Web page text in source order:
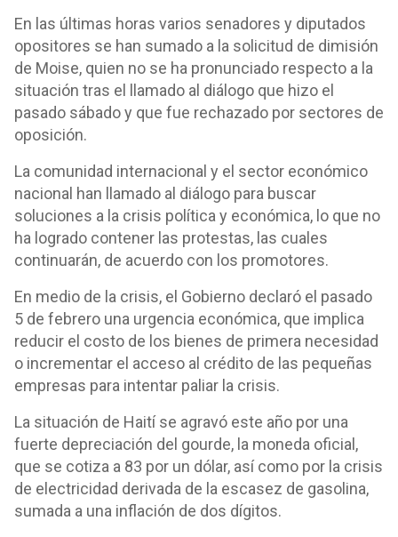
En las últimas horas varios senadores y diputados
opositores se han sumado a la solicitud de dimisión
de Moise, quien no se ha pronunciado respecto a la
situación tras el llamado al diálogo que hizo el
pasado sábado y que fue rechazado por sectores de
oposición.
La comunidad internacional y el sector económico
nacional han llamado al diálogo para buscar
soluciones a la crisis política y económica, lo que no
ha logrado contener las protestas, las cuales
continuarán, de acuerdo con los promotores.
En medio de la crisis, el Gobierno declaró el pasado
5 de febrero una urgencia económica, que implica
reducir el costo de los bienes de primera necesidad
o incrementar el acceso al crédito de las pequeñas
empresas para intentar paliar la crisis.
La situación de Haití se agravó este año por una
fuerte depreciación del gourde, la moneda oficial,
que se cotiza a 83 por un dólar, así como por la crisis
de electricidad derivada de la escasez de gasolina,
sumada a una inflación de dos dígitos.